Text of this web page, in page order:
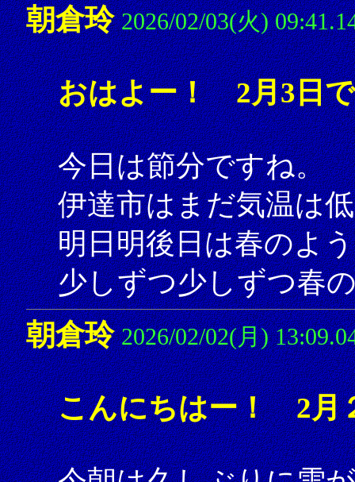
朝倉玲 2026/02/03(火)
おはよー！ 2月3日
今日は節分ですね。
伊達市はまだ気温は
明日明後日は春のよ
少しずつ少しずつ春
朝倉玲 2026/02/02(月)
こんにちはー！ 2月